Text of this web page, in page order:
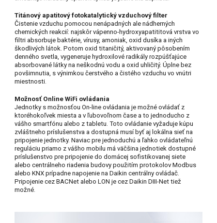
Titánový apatitový fotokatalytický vzduchový filter
Čistenie vzduchu pomocou nenápadných ale nádherných
chemických reakcií: najskôr vápenno-hydroxyapatititová vrstva vo
filtri absorbuje baktérie, vírusy, amoniak, oxid dusíka a iných
škodlivých látok. Potom oxid titaničitý, aktivovaný pôsobením
denného svetla, vygeneruje hydroxilové radikály rozpúšťajúce
absorbované látky na neškodnú vodu a oxid uhličitý. Úplne bez
povšimnutia, s výnimkou čerstvého a čistého vzduchu vo vnútri
miestnosti.
Možnosť Online WiFi ovládania
Jednotky s možnosťou On-line ovládania je možné ovládať z
ktoréhokoľvek miesta a v ľubovoľnom čase a to jednoducho z
vášho smartfónu alebo z tabletu. Toto ovládanie vyžaduje kúpu
zvláštneho príslušenstva a dostupná musí byť aj lokálna sieť na
pripojenie jednotky. Naviac pre jednoduchú a ľahko ovládateľnú
reguláciu priamo z vášho mobilu má väčšina jednotiek dostupné
príslušenstvo pre pripojenie do domácej sofistikovanej siete
alebo centrálneho riadenia budovy použitím protokolov Modbus
alebo KNX prípadne napojenie na Daikin centrálny ovládač.
Pripojenie cez BACNet alebo LON je cez Daikin DIII-Net tiež
možné.